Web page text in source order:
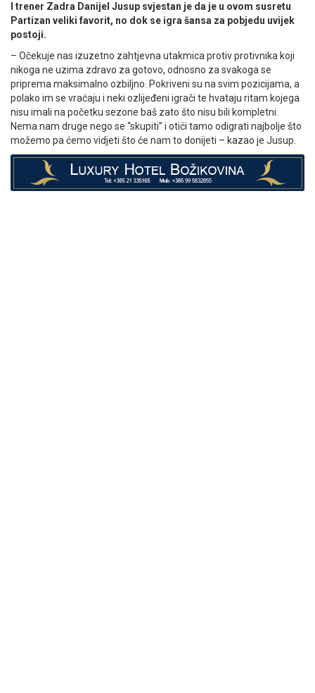
I trener Zadra Danijel Jusup svjestan je da je u ovom susretu
Partizan veliki favorit, no dok se igra šansa za pobjedu uvijek
postoji.
– Očekuje nas izuzetno zahtjevna utakmica protiv protivnika koji
nikoga ne uzima zdravo za gotovo, odnosno za svakoga se
priprema maksimalno ozbiljno. Pokriveni su na svim pozicijama, a
polako im se vraćaju i neki ozlijeđeni igrači te hvataju ritam kojega
nisu imali na početku sezone baš zato što nisu bili kompletni.
Nema nam druge nego se “skupiti” i otići tamo odigrati najbolje što
možemo pa ćemo vidjeti što će nam to donijeti – kazao je Jusup.